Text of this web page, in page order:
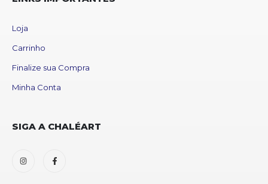
Loja
Carrinho
Finalize sua Compra
Minha Conta
SIGA A CHALÉART